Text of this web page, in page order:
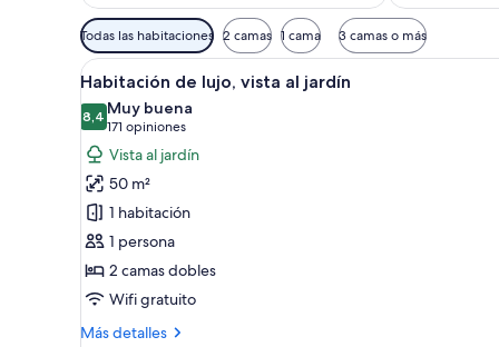
Filtros
disponibles
para
las
habitaciones
Todas las habitaciones 2 camas 1 cama 3 camas o más
Ver
todas
las
fotos
de
Habitación
de
lujo,
vista
al
jardín
Habitación de hotel con dos
17
Habitación de lujo, vista al jardín
8,48,4 de 10
Muy buena
171 opiniones
(171
opiniones)
Vista al jardín
50 m²
1 habitación
1 persona
2 camas dobles
Wifi gratuito
Más detalles
Más